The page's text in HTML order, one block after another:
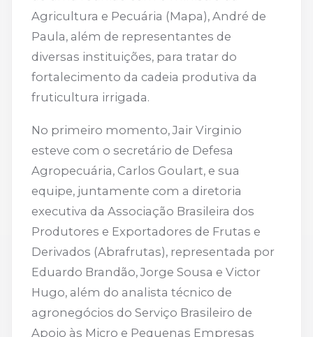
Agricultura e Pecuária (Mapa), André de
Paula, além de representantes de
diversas instituições, para tratar do
fortalecimento da cadeia produtiva da
fruticultura irrigada.
No primeiro momento, Jair Virginio
esteve com o secretário de Defesa
Agropecuária, Carlos Goulart, e sua
equipe, juntamente com a diretoria
executiva da Associação Brasileira dos
Produtores e Exportadores de Frutas e
Derivados (Abrafrutas), representada por
Eduardo Brandão, Jorge Sousa e Victor
Hugo, além do analista técnico de
agronegócios do Serviço Brasileiro de
Apoio às Micro e Pequenas Empresas